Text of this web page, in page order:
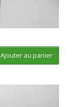
Ajouter au panier